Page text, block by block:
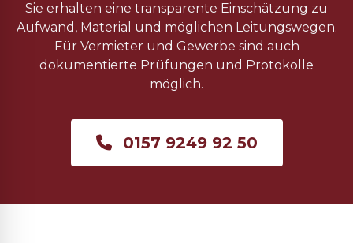
Sie erhalten eine transparente Einschätzung zu
Aufwand, Material und möglichen Leitungswegen.
Für Vermieter und Gewerbe sind auch
dokumentierte Prüfungen und Protokolle
möglich.
0157 9249 92 50